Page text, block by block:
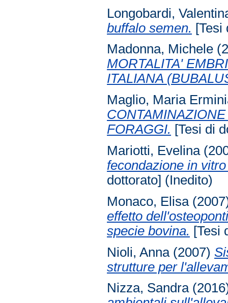
Longobardi,
buffalo semen. [Tesi
Madonna, Michele
MORTALITA'
ITALIANA
Maglio, Maria
FORAGGI. [Tesi di
Mariotti, Evelina
fecondazione in
dottorato] (Inedito)
Monaco, Elisa
effetto
specie bovina. [Tesi
Nioli, Anna(2007)
strutture per
Nizza, Sandra